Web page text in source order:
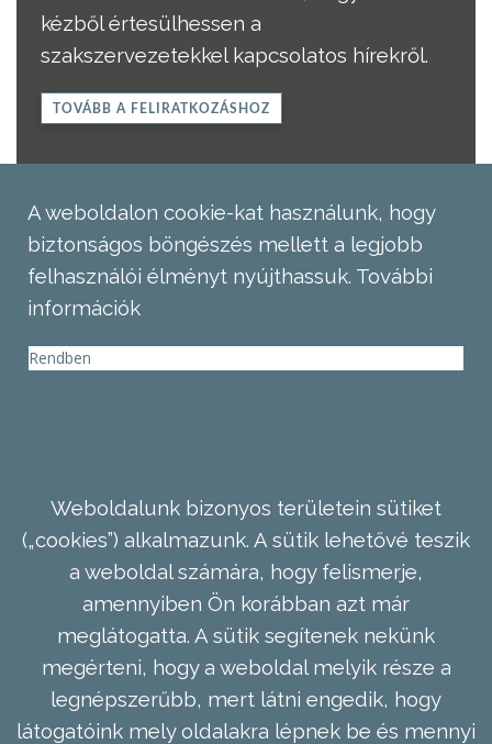
kézből értesülhessen a
szakszervezetekkel kapcsolatos hírekről.
TOVÁBB A FELIRATKOZÁSHOZ
A weboldalon cookie-kat használunk, hogy
biztonságos böngészés mellett a legjobb
felhasználói élményt nyújthassuk. További
információk
Rendben
Weboldalunk bizonyos területein sütiket
(„cookies”) alkalmazunk. A sütik lehetővé teszik
a weboldal számára, hogy felismerje,
amennyiben Ön korábban azt már
meglátogatta. A sütik segítenek nekünk
megérteni, hogy a weboldal melyik része a
legnépszerűbb, mert látni engedik, hogy
látogatóink mely oldalakra lépnek be és mennyi